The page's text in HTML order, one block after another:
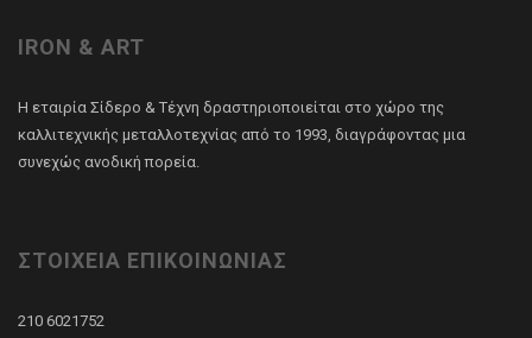
IRON & ART
Η εταιρία Σίδερο & Τέχνη δραστηριοποιείται στο χώρο της
καλλιτεχνικής μεταλλοτεχνίας από το 1993, διαγράφοντας μια
συνεχώς ανοδική πορεία.
ΣΤΟΙΧΕΙΑ ΕΠΙΚΟΙΝΩΝΙΑΣ
210 6021752